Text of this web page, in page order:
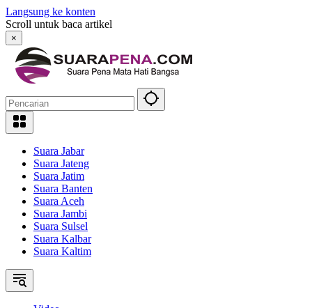
Langsung ke konten
Scroll untuk baca artikel
×
Suara Jabar
Suara Jateng
Suara Jatim
Suara Banten
Suara Aceh
Suara Jambi
Suara Sulsel
Suara Kalbar
Suara Kaltim